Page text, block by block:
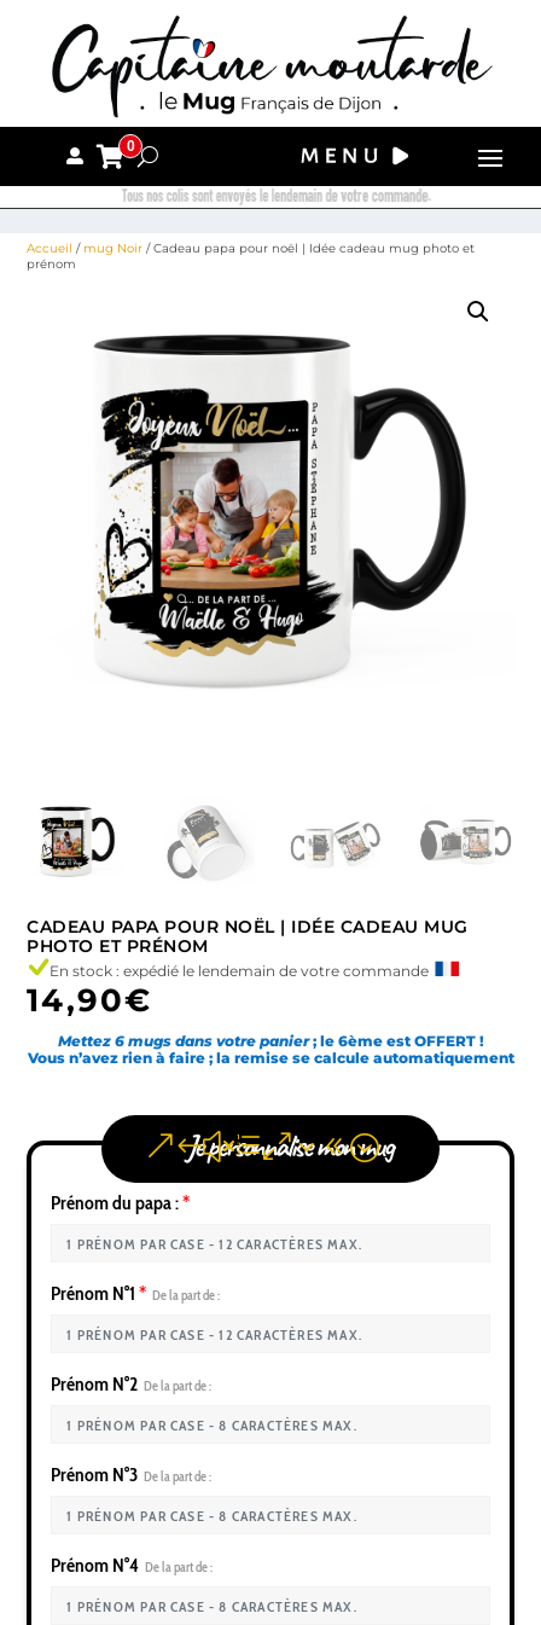
0
Tous nos colis sont envoyés le lendemain de votre commande.
Accueil / mug Noir / Cadeau papa pour noël | Idée cadeau mug photo et
prénom
CADEAU PAPA POUR NOËL | IDÉE CADEAU MUG
PHOTO ET PRÉNOM
En stock : expédié le lendemain de votre commande
14,90€
Mettez 6 mugs dans votre panier; le 6ème est OFFERT !
Vous n’avez rien à faire ; la remise se calcule automatiquement
Je personnalise mon mug
Prénom du papa :*
Prénom N°1 * De la part de :
Prénom N°2 De la part de :
Prénom N°3 De la part de :
Prénom N°4 De la part de :